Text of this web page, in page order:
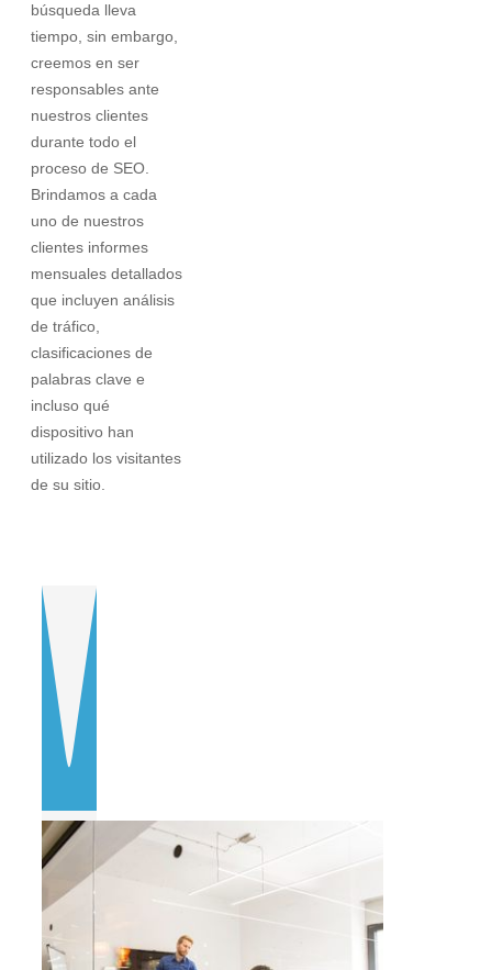
búsqueda lleva
tiempo, sin embargo,
creemos en ser
responsables ante
nuestros clientes
durante todo el
proceso de SEO.
Brindamos a cada
uno de nuestros
clientes informes
mensuales detallados
que incluyen análisis
de tráfico,
clasificaciones de
palabras clave e
incluso qué
dispositivo han
utilizado los visitantes
de su sitio.